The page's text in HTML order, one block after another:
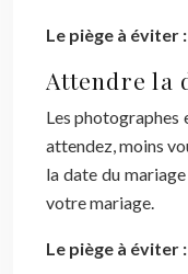
Le piège à éviter :
Attendre la
Les photographes
attendez, moins
la date du
votre mariage.
Le piège à éviter :